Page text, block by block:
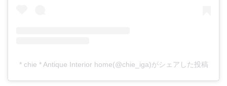
* chie * Antique Interior home(@chie_iga)がシェアした投稿